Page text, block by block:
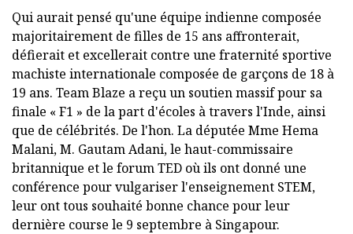
Qui aurait pensé qu'une équipe indienne composée
majoritairement de filles de 15 ans affronterait,
défierait et excellerait contre une fraternité sportive
machiste internationale composée de garçons de 18 à
19 ans. Team Blaze a reçu un soutien massif pour sa
finale « F1 » de la part d'écoles à travers l'Inde, ainsi
que de célébrités. De l'hon. La députée Mme Hema
Malani, M. Gautam Adani, le haut-commissaire
britannique et le forum TED où ils ont donné une
conférence pour vulgariser l'enseignement STEM,
leur ont tous souhaité bonne chance pour leur
dernière course le 9 septembre à Singapour.